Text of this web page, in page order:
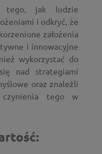
tego, jak ludzie
i odkryć, że
założenia
i innowacyjne
wykorzystać do
nad strategiami
oraz znaleźli
tego w